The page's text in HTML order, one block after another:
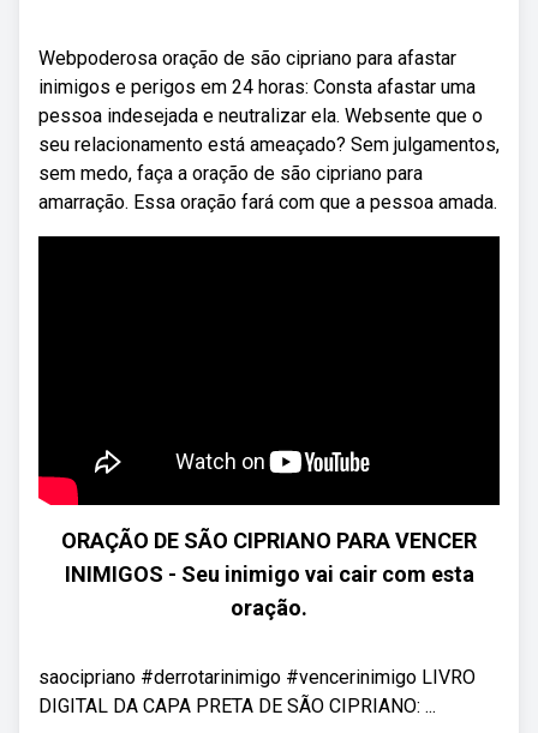
Webpoderosa oração de são cipriano para afastar
inimigos e perigos em 24 horas: Consta afastar uma
pessoa indesejada e neutralizar ela. Websente que o
seu relacionamento está ameaçado? Sem julgamentos,
sem medo, faça a oração de são cipriano para
amarração. Essa oração fará com que a pessoa amada.
ORAÇÃO DE SÃO CIPRIANO PARA VENCER
INIMIGOS - Seu inimigo vai cair com esta
oração.
saocipriano #derrotarinimigo #vencerinimigo LIVRO
DIGITAL DA CAPA PRETA DE SÃO CIPRIANO: ...